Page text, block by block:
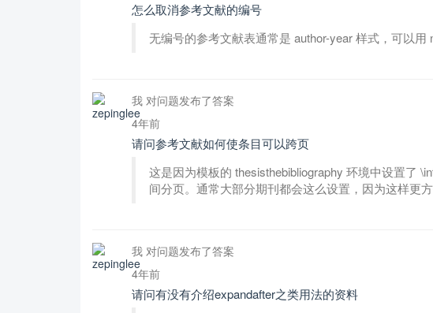
怎么取消参考文献的编号
无编号的参考文献表通常是 author-year 样式，可以用
我 对问题发布了答案
4年前
请问参考文献如何使条目可以跨页
这是因为模板的 thesisthebibliography 环境中设置了
间分页。通常大部分期刊都会这么设置，因为这样更
我 对问题发布了答案
4年前
请问有没有介绍expandafter之类用法的资料